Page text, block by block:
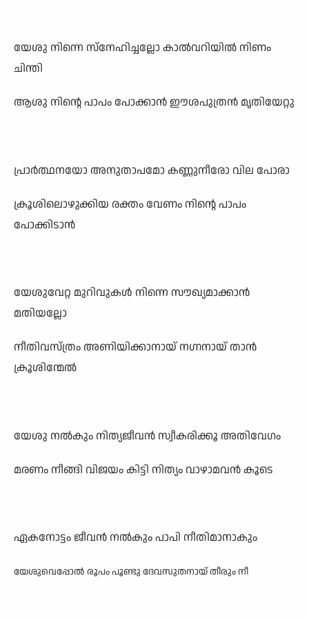
യേശു നിന്നെ സ്നേഹിച്ചല്ലോ കാൽവറിയിൽ നിണം
ചിന്തി
ആശു നിന്റെ പാപം പോക്കാൻ ഈശപുത്രൻ മൃതിയേറ്റു
പ്രാർത്ഥനയോ അനുതാപമോ കണ്ണുനീരോ വില പോരാ
ക്രൂശിലൊഴുക്കിയ രക്തം വേണം നിന്റെ പാപം
പോക്കിടാൻ
യേശുവേറ്റ മുറിവുകൾ നിന്നെ സൗഖ്യമാക്കാൻ
മതിയല്ലോ
നീതിവസ്ത്രം അണിയിക്കാനായ് നഗ്നനായ് താൻ
ക്രൂശിന്മേൽ
യേശു നൽകും നിത്യജീവൻ സ്വീകരിക്കൂ അതിവേഗം
മരണം നീങ്ങി വിജയം കിട്ടി നിത്യം വാഴാമവൻ കൂടെ
ഏകനോട്ടം ജീവൻ നൽകും പാപി നീതിമാനാകും
യേശുവെപ്പോൽ രൂപം പൂണ്ടു ദേവസുതനായ് തീരും നീ